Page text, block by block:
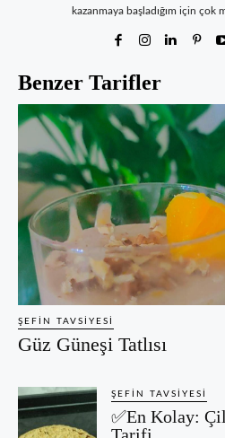
kazanmaya başladığım için çok
Benzer Tarifler
ŞEFIN TAVSIYESI
Güz Güneşi Tatlısı
ŞEFIN TAVSIYESI
✅En Kolay: